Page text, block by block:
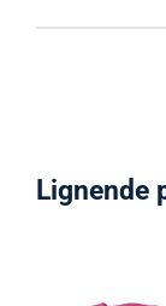
Lignende